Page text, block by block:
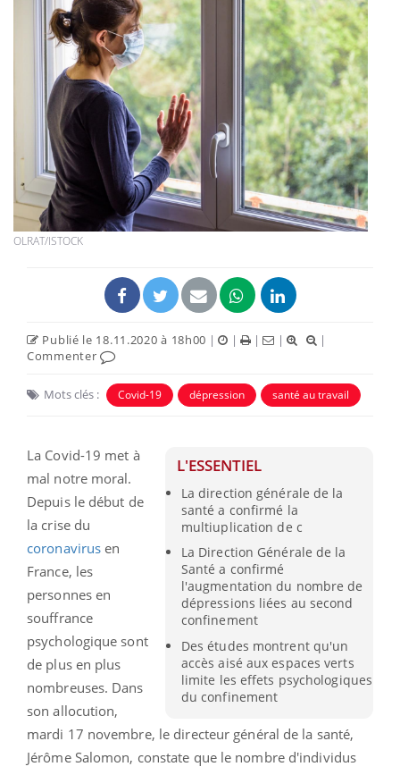
OLRAT/ISTOCK
Publié le 18.11.2020 à 18h00 | | | |
|
Commenter
Mots clés : Covid-19 dépression santé au travail
L'ESSENTIEL
La direction générale de la
santé a confirmé la
multiuplication de c
La Direction Générale de la
Santé a confirmé
l'augmentation du nombre de
dépressions liées au second
confinement
Des études montrent qu'un
accès aisé aux espaces verts
limite les effets psychologiques
du confinement
La Covid-19 met à
mal notre moral.
Depuis le début de
la crise du
coronavirus en
France, les
personnes en
souffrance
psychologique sont
de plus en plus
nombreuses. Dans
son allocution,
mardi 17 novembre, le directeur général de la santé,
Jérôme Salomon, constate que le nombre d'individus